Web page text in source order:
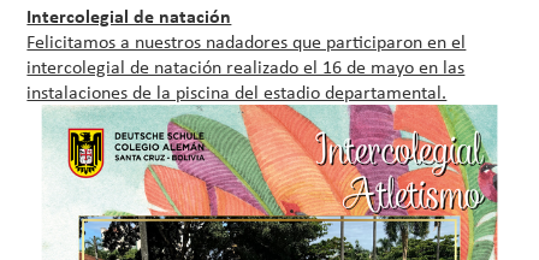
Intercolegial de natación
Felicitamos a nuestros nadadores que participaron en el
intercolegial de natación realizado el 16 de mayo en las
instalaciones de la piscina del estadio departamental.